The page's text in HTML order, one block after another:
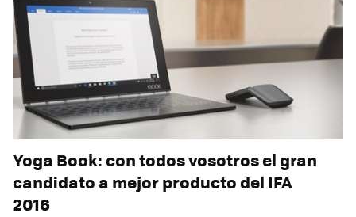
Yoga Book: con todos vosotros el gran
candidato a mejor producto del IFA
2016